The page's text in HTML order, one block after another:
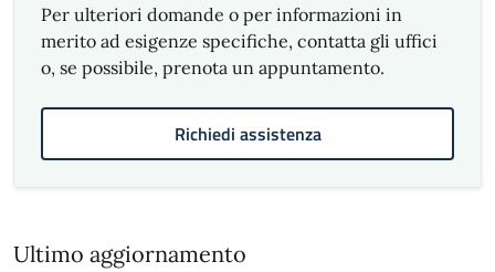
Risultati qualità servizi Municipio VI Medio
Ponente 2025
Ponente 2025
Risultati qualità servizi Municipio VIII Medio
2025
Per ulteriori domande o per informazioni in
merito ad esigenze specifiche, contatta gli uffici
o, se possibile, prenota un appuntamento.
Richiedi assistenza
Ultimo aggiornamento